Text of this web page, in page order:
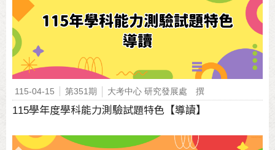
115-04-15 第351期 大考中心 研究發展處 撰
115學年度學科能力測驗試題特色【導讀】